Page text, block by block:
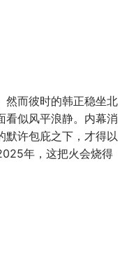
然而彼时的韩正稳坐北
看似风平浪静。内幕消
默许包庇之下，才得以
年，这把火会烧得